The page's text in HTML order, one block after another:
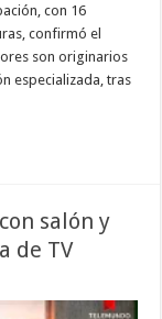
con 16
confirmó el
son originarios
especializada, tras
salón y
de TV